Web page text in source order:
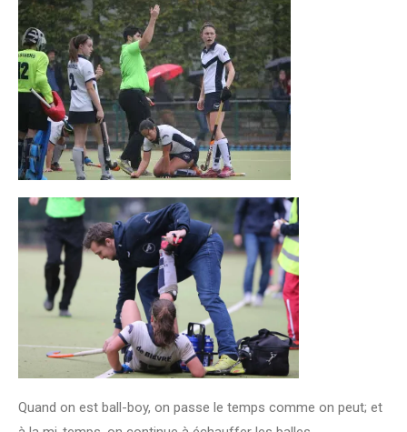
Quand on est ball-boy, on passe le temps comme on peut; et